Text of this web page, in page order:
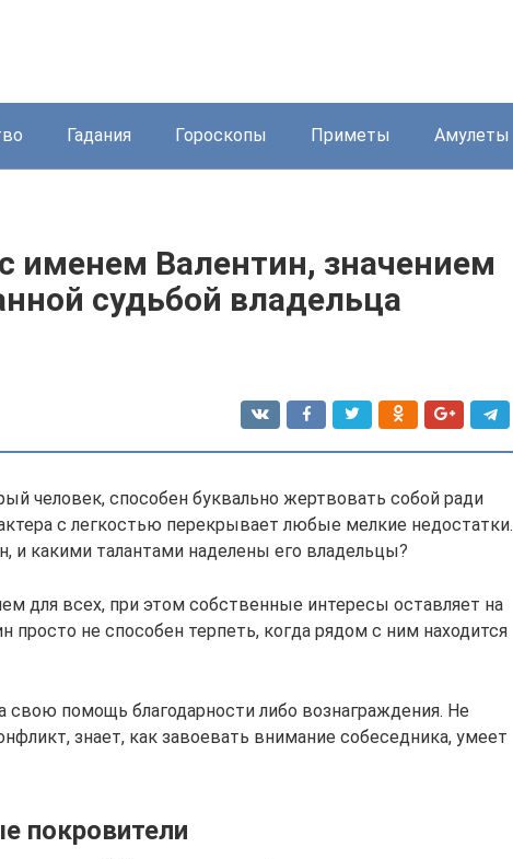
Гадания Гороскопы Приметы Амулеты
именем Валентин, значением
судьбой владельца
человек, способен буквально жертвовать собой ради
с легкостью перекрывает любые мелкие недостатки.
и какими талантами наделены его владельцы?
для всех, при этом собственные интересы оставляет на
просто не способен терпеть, когда рядом с ним находится
свою помощь благодарности либо вознаграждения. Не
знает, как завоевать внимание собеседника, умеет
покровители